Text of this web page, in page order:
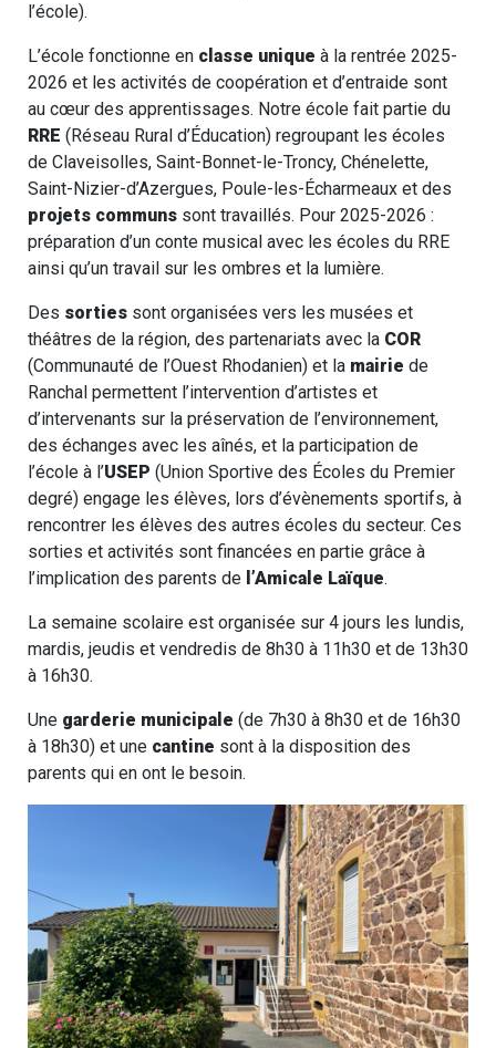
l’école).
L’école fonctionne en classe unique à la rentrée 2025-
2026 et les activités de coopération et d’entraide sont
au cœur des apprentissages. Notre école fait partie du
RRE (Réseau Rural d’Éducation) regroupant les écoles
de Claveisolles, Saint-Bonnet-le-Troncy, Chénelette,
Saint-Nizier-d’Azergues, Poule-les-Écharmeaux et des
projets communs sont travaillés. Pour 2025-2026 :
préparation d’un conte musical avec les écoles du RRE
ainsi qu’un travail sur les ombres et la lumière.
Des sorties sont organisées vers les musées et
théâtres de la région, des partenariats avec la COR
(Communauté de l’Ouest Rhodanien) et la mairie de
Ranchal permettent l’intervention d’artistes et
d’intervenants sur la préservation de l’environnement,
des échanges avec les aînés, et la participation de
l’école à l’USEP (Union Sportive des Écoles du Premier
degré) engage les élèves, lors d’évènements sportifs, à
rencontrer les élèves des autres écoles du secteur. Ces
sorties et activités sont financées en partie grâce à
l’implication des parents de l’Amicale Laïque.
La semaine scolaire est organisée sur 4 jours les lundis,
mardis, jeudis et vendredis de 8h30 à 11h30 et de 13h30
à 16h30.
Une garderie municipale (de 7h30 à 8h30 et de 16h30
à 18h30) et une cantine sont à la disposition des
parents qui en ont le besoin.